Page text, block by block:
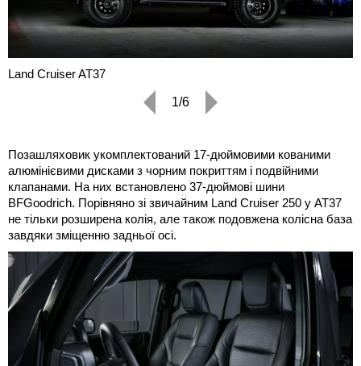
Land Cruiser AT37
1/6
Позашляховик укомплектований 17-дюймовими кованими
алюмінієвими дисками з чорним покриттям і подвійними
клапанами. На них встановлено 37-дюймові шини
BFGoodrich. Порівняно зі звичайним Land Cruiser 250 у AT37
не тільки розширена колія, але також подовжена колісна база
завдяки зміщенню задньої осі.